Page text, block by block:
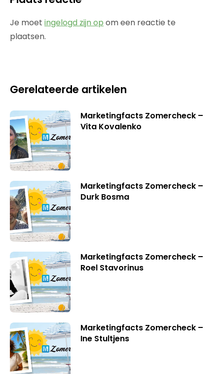
Je moet ingelogd zijn op om een reactie te
plaatsen.
Gerelateerde artikelen
Marketingfacts Zomercheck –
Vita Kovalenko
Marketingfacts Zomercheck –
Durk Bosma
Marketingfacts Zomercheck –
Roel Stavorinus
Marketingfacts Zomercheck –
Ine Stultjens